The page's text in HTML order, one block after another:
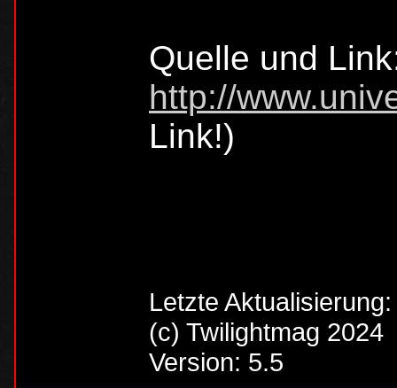
Quelle und
http://
Link!)
Letzte
(c) Twilightmag 2024
Version: 5.5